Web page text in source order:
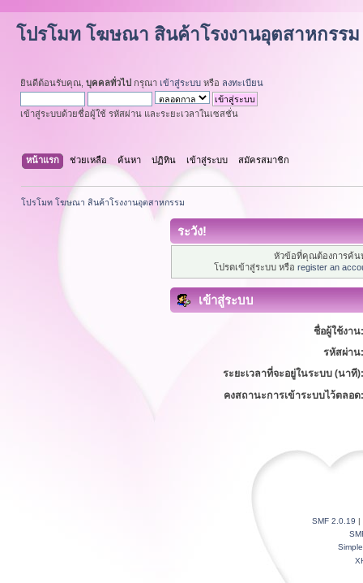
โปรโมท โฆษณา สินค้าโรงงานอุตสาหกรรม
ยินดีต้อนรับคุณ, บุคคลทั่วไป กรุณา เข้าสู่ระบบ หรือ ลงทะเบียน
เข้าสู่ระบบด้วยชื่อผู้ใช้ รหัสผ่าน และระยะเวลาในเซสชั่น
หน้าแรก ช่วยเหลือ ค้นหา ปฏิทิน เข้าสู่ระบบ สมัครสมาชิก
โปรโมท โฆษณา สินค้าโรงงานอุตสาหกรรม
ระวัง!
หัวข้อที่คุณต้องการค้น
โปรดเข้าสู่ระบบ หรือ register an
เข้าสู่ระบบ
ชื่อผู้ใช้งาน:
รหัสผ่าน:
ระยะเวลาที่จะอยู่ในระบบ (นาที):
คงสถานะการเข้าระบบไว้ตลอด:
SMF 2.0.19 |